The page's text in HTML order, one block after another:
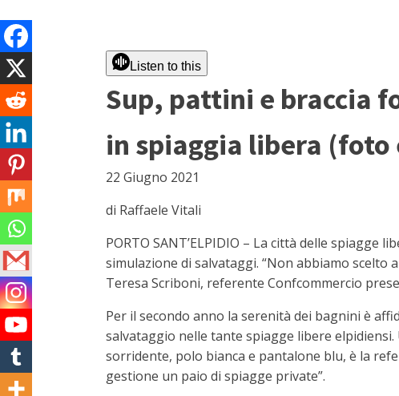
Listen to this
Sup, pattini e braccia
in spiaggia libera (foto
22 Giugno 2021
di Raffaele Vitali
PORTO SANT’ELPIDIO – La città delle
simulazione di salvataggi. “Non abbiamo scelto
Teresa Scriboni, referente Confcommercio
Per il secondo anno la serenità dei bagnini è
salvataggio nelle tante spiagge libere
sorridente, polo bianca e pantalone blu, è la
gestione un paio di spiagge private”.